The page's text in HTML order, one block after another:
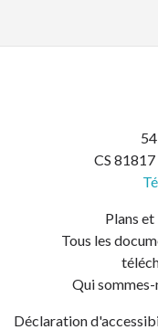
CS
Plans et
Tous les
Qui sommes-
Déclaration